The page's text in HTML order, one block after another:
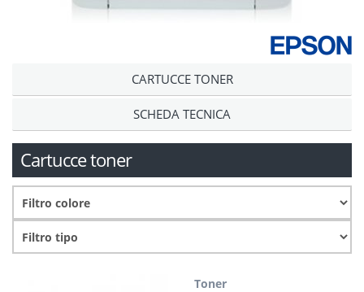
CARTUCCE TONER
SCHEDA TECNICA
Cartucce toner
Toner